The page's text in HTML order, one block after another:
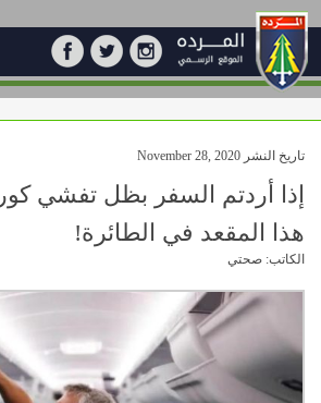
تاريخ النشر November 28, 2020
إذا أردتم السفر بظل تفشي
هذا المقعد في الطائرة!
الكاتب: صحتي